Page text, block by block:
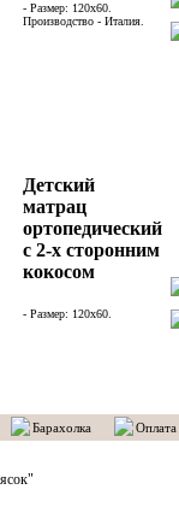
- Размер: 120х60.
Производство - Италия.
Детский
матрац
ортопедический
с 2-х сторонним
кокосом
- Размер: 120х60.
Барахолка Оплата